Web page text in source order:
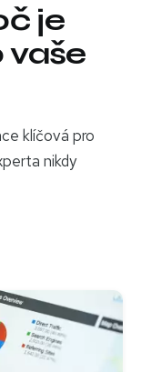
je
klíčová pro
nikdy